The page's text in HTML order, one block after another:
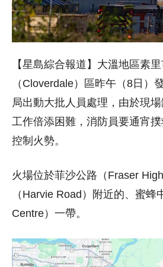
【星島綜合報道】大溫地區素
（Cloverdale）區昨午（8日）
局出動大批人員處理，由於現
工作倍添困難，消防員要通宵
控制火勢。
火場位於菲沙公路（Fraser
（Harvie Road）附近的、蜜蜂
Centre）一帶。